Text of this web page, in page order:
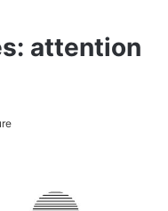
attention